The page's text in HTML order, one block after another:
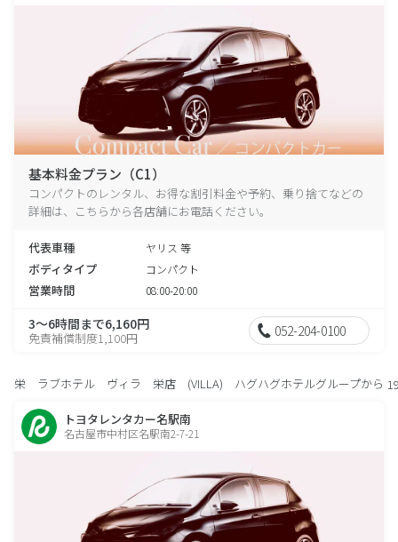
基本料金プラン（C1）
コンパクトのレンタル、お得な割引料金や予約、乗り捨てなどの
詳細は、こちらから各店舗にお電話ください。
代表車種 ヤリス 等
ボディタイプ コンパクト
営業時間 08:00-20:00
3～6時間まで6,160円
免責補償制度1,100円 052-204-0100
栄 ラブホテル ヴィラ 栄店 (VILLA) ハグハグホテルグループから
トヨタレンタカー名駅南
名古屋市中村区名駅南2-7-21